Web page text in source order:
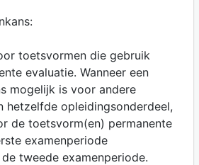
toetsvormen die gebruik
evaluatie. Wanneer een
mogelijk is voor andere
hetzelfde opleidingsonderdeel,
de toetsvorm(en) permanente
examenperiode
tweede examenperiode.